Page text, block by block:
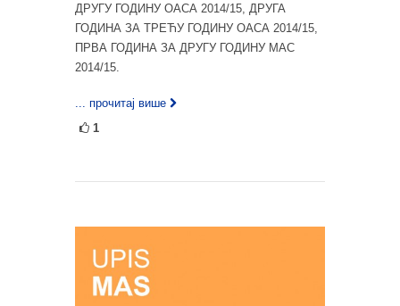
ДРУГУ ГОДИНУ ОАСА 2014/15, ДРУГА
ГОДИНА ЗА ТРЕЋУ ГОДИНУ ОАСА 2014/15,
ПРВА ГОДИНА ЗА ДРУГУ ГОДИНУ МАС
2014/15.
... прочитај више
1